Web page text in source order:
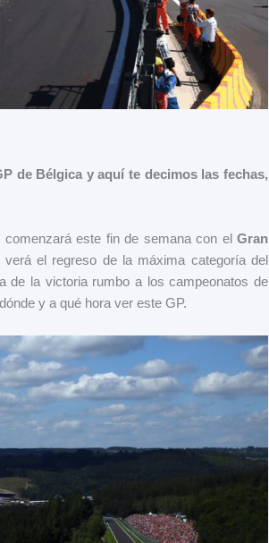
de Bélgica y aquí te decimos las fechas,
comenzará este fin de semana con el Gran
verá el regreso de la máxima categoría del
de la victoria rumbo a los campeonatos de
y a qué hora ver este GP.